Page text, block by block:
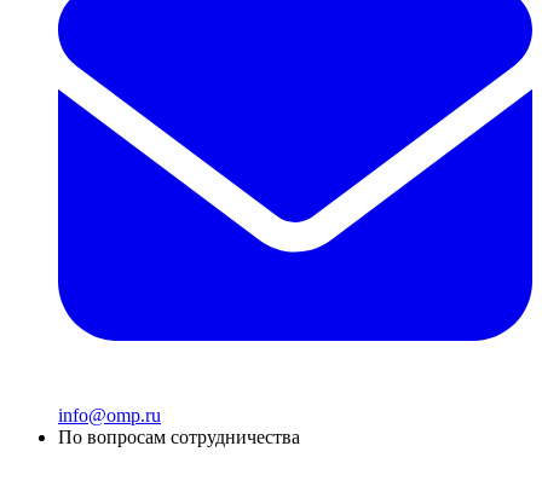
info@omp.ru
По вопросам сотрудничества